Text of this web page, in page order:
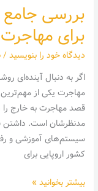
بررسی جامع
برای مهاجرت
دیدگاه‌ خود را بنویسید/
اگر به دنبال آینده‌ای
مهاجرت یکی از
قصد مهاجرت به خارج را
مد‌نظرشان است. داشتن
سیستم‌های آموزشی و
کشور اروپایی برای
بیشتر بخوانید »